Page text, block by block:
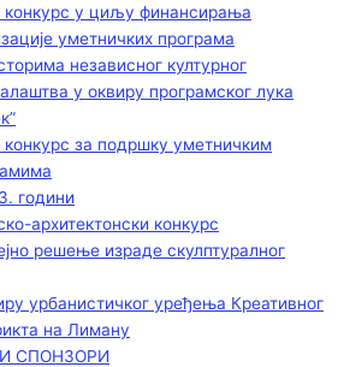
конкурс у циљу финансирања
уметничких програма
независног културног
у оквиру програмског лука
конкурс за подршку уметничким
години
архитектонски конкурс
решење израде скулптуралног
урбанистичког уређења Креативног
на Лиману
СПОНЗОРИ